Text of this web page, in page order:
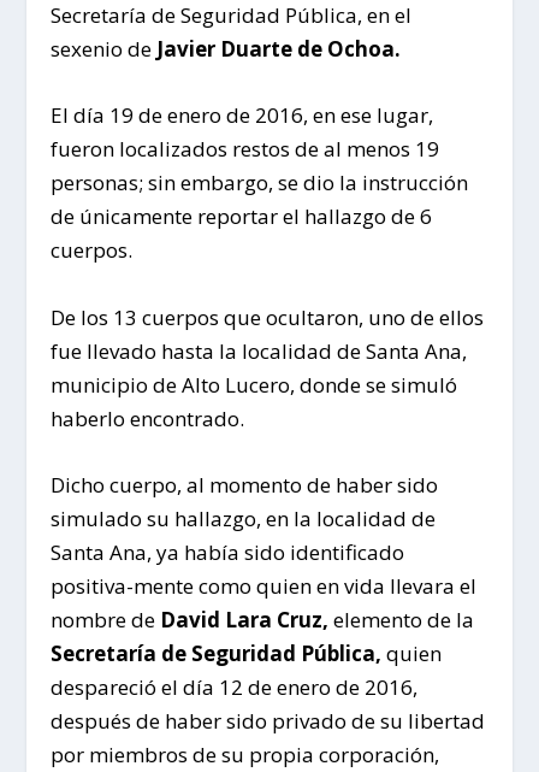
Secretaría de Seguridad Pública, en el
sexenio de Javier Duarte de Ochoa.
El día 19 de enero de 2016, en ese lugar,
fueron localizados restos de al menos 19
personas; sin embargo, se dio la instrucción
de únicamente reportar el hallazgo de 6
cuerpos.
De los 13 cuerpos que ocultaron, uno de ellos
fue llevado hasta la localidad de Santa Ana,
municipio de Alto Lucero, donde se simuló
haberlo encontrado.
Dicho cuerpo, al momento de haber sido
simulado su hallazgo, en la localidad de
Santa Ana, ya había sido identificado
positiva-mente como quien en vida llevara el
nombre de David Lara Cruz, elemento de la
Secretaría de Seguridad Pública, quien
despareció el día 12 de enero de 2016,
después de haber sido privado de su libertad
por miembros de su propia corporación,